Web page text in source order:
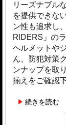
リーズナブル
を提供できな
ン性も追求し
RIDERS」の
ヘルメットや
ん、防犯対策
ンナップを取
揃えをご確認
続きを読む